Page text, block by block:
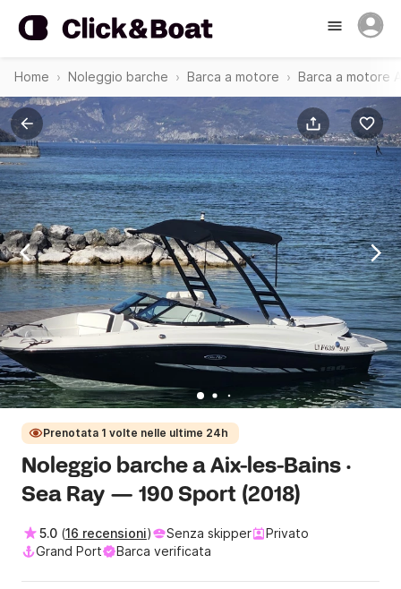
Home Noleggio barche Barca a motore Barca a motore
Prenotata 1 volte nelle ultime 24h
Noleggio barche a Aix-les-Bains ·
Sea Ray — 190 Sport (2018)
5.0 (16 recensioni) Senza skipper
Privato
Grand Port
Barca verificata